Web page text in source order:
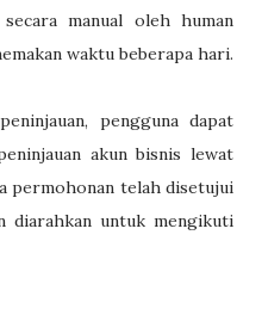
manual oleh human
waktu beberapa hari.
pengguna dapat
akun bisnis lewat
permohonan telah disetujui
diarahkan untuk mengikuti